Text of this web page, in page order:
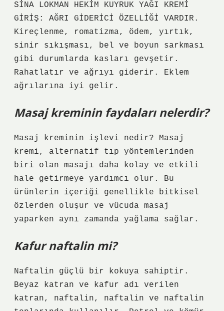
SİNA LOKMAN HEKİM KUYRUK YAĞI KREMİ
GİRİŞ: AĞRI GİDERİCİ ÖZELLİĞİ VARDIR.
Kireçlenme, romatizma, ödem, yırtık,
sinir sıkışması, bel ve boyun sarkması
gibi durumlarda kasları gevşetir.
Rahatlatır ve ağrıyı giderir. Eklem
ağrılarına iyi gelir.
Masaj kreminin faydaları nelerdir?
Masaj kreminin işlevi nedir? Masaj
kremi, alternatif tıp yöntemlerinden
biri olan masajı daha kolay ve etkili
hale getirmeye yardımcı olur. Bu
ürünlerin içeriği genellikle bitkisel
özlerden oluşur ve vücuda masaj
yaparken aynı zamanda yağlama sağlar.
Kafur naftalin mi?
Naftalin güçlü bir kokuya sahiptir.
Beyaz katran ve kafur adı verilen
katran, naftalin, naftalin ve naftalin